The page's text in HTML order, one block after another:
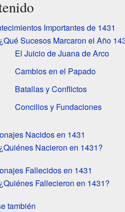
Importantes de 1431
¿Qué Sucesos Marcaron el Año
El Juicio de Juana de Arco
Cambios en el Papado
Batallas y Conflictos
Concilios y Fundaciones
Nacidos en 1431
¿Quiénes Nacieron en 1431?
Fallecidos en 1431
¿Quiénes Fallecieron en 1431?
también